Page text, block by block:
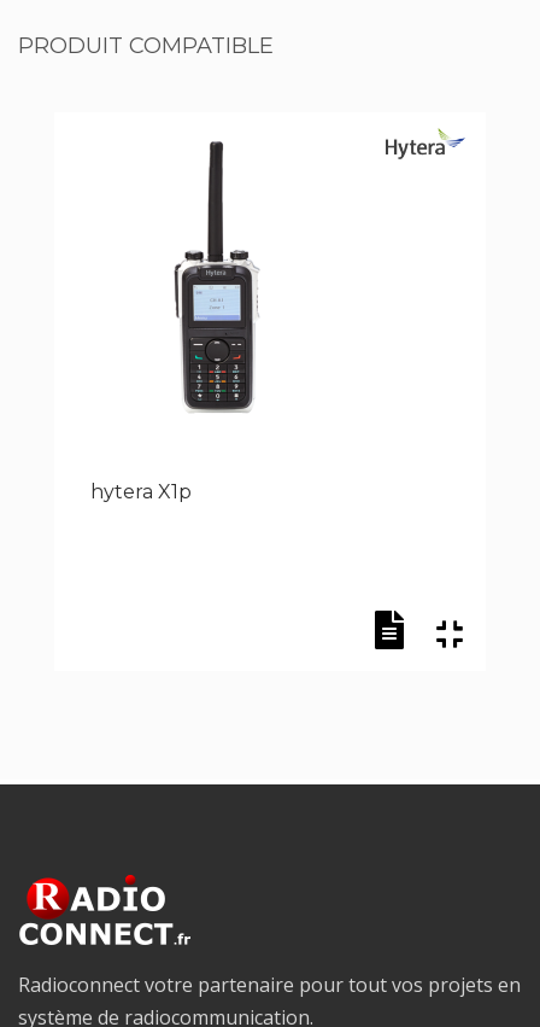
PRODUIT COMPATIBLE
hytera X1p
Radioconnect votre partenaire pour tout vos projets en
système de radiocommunication.